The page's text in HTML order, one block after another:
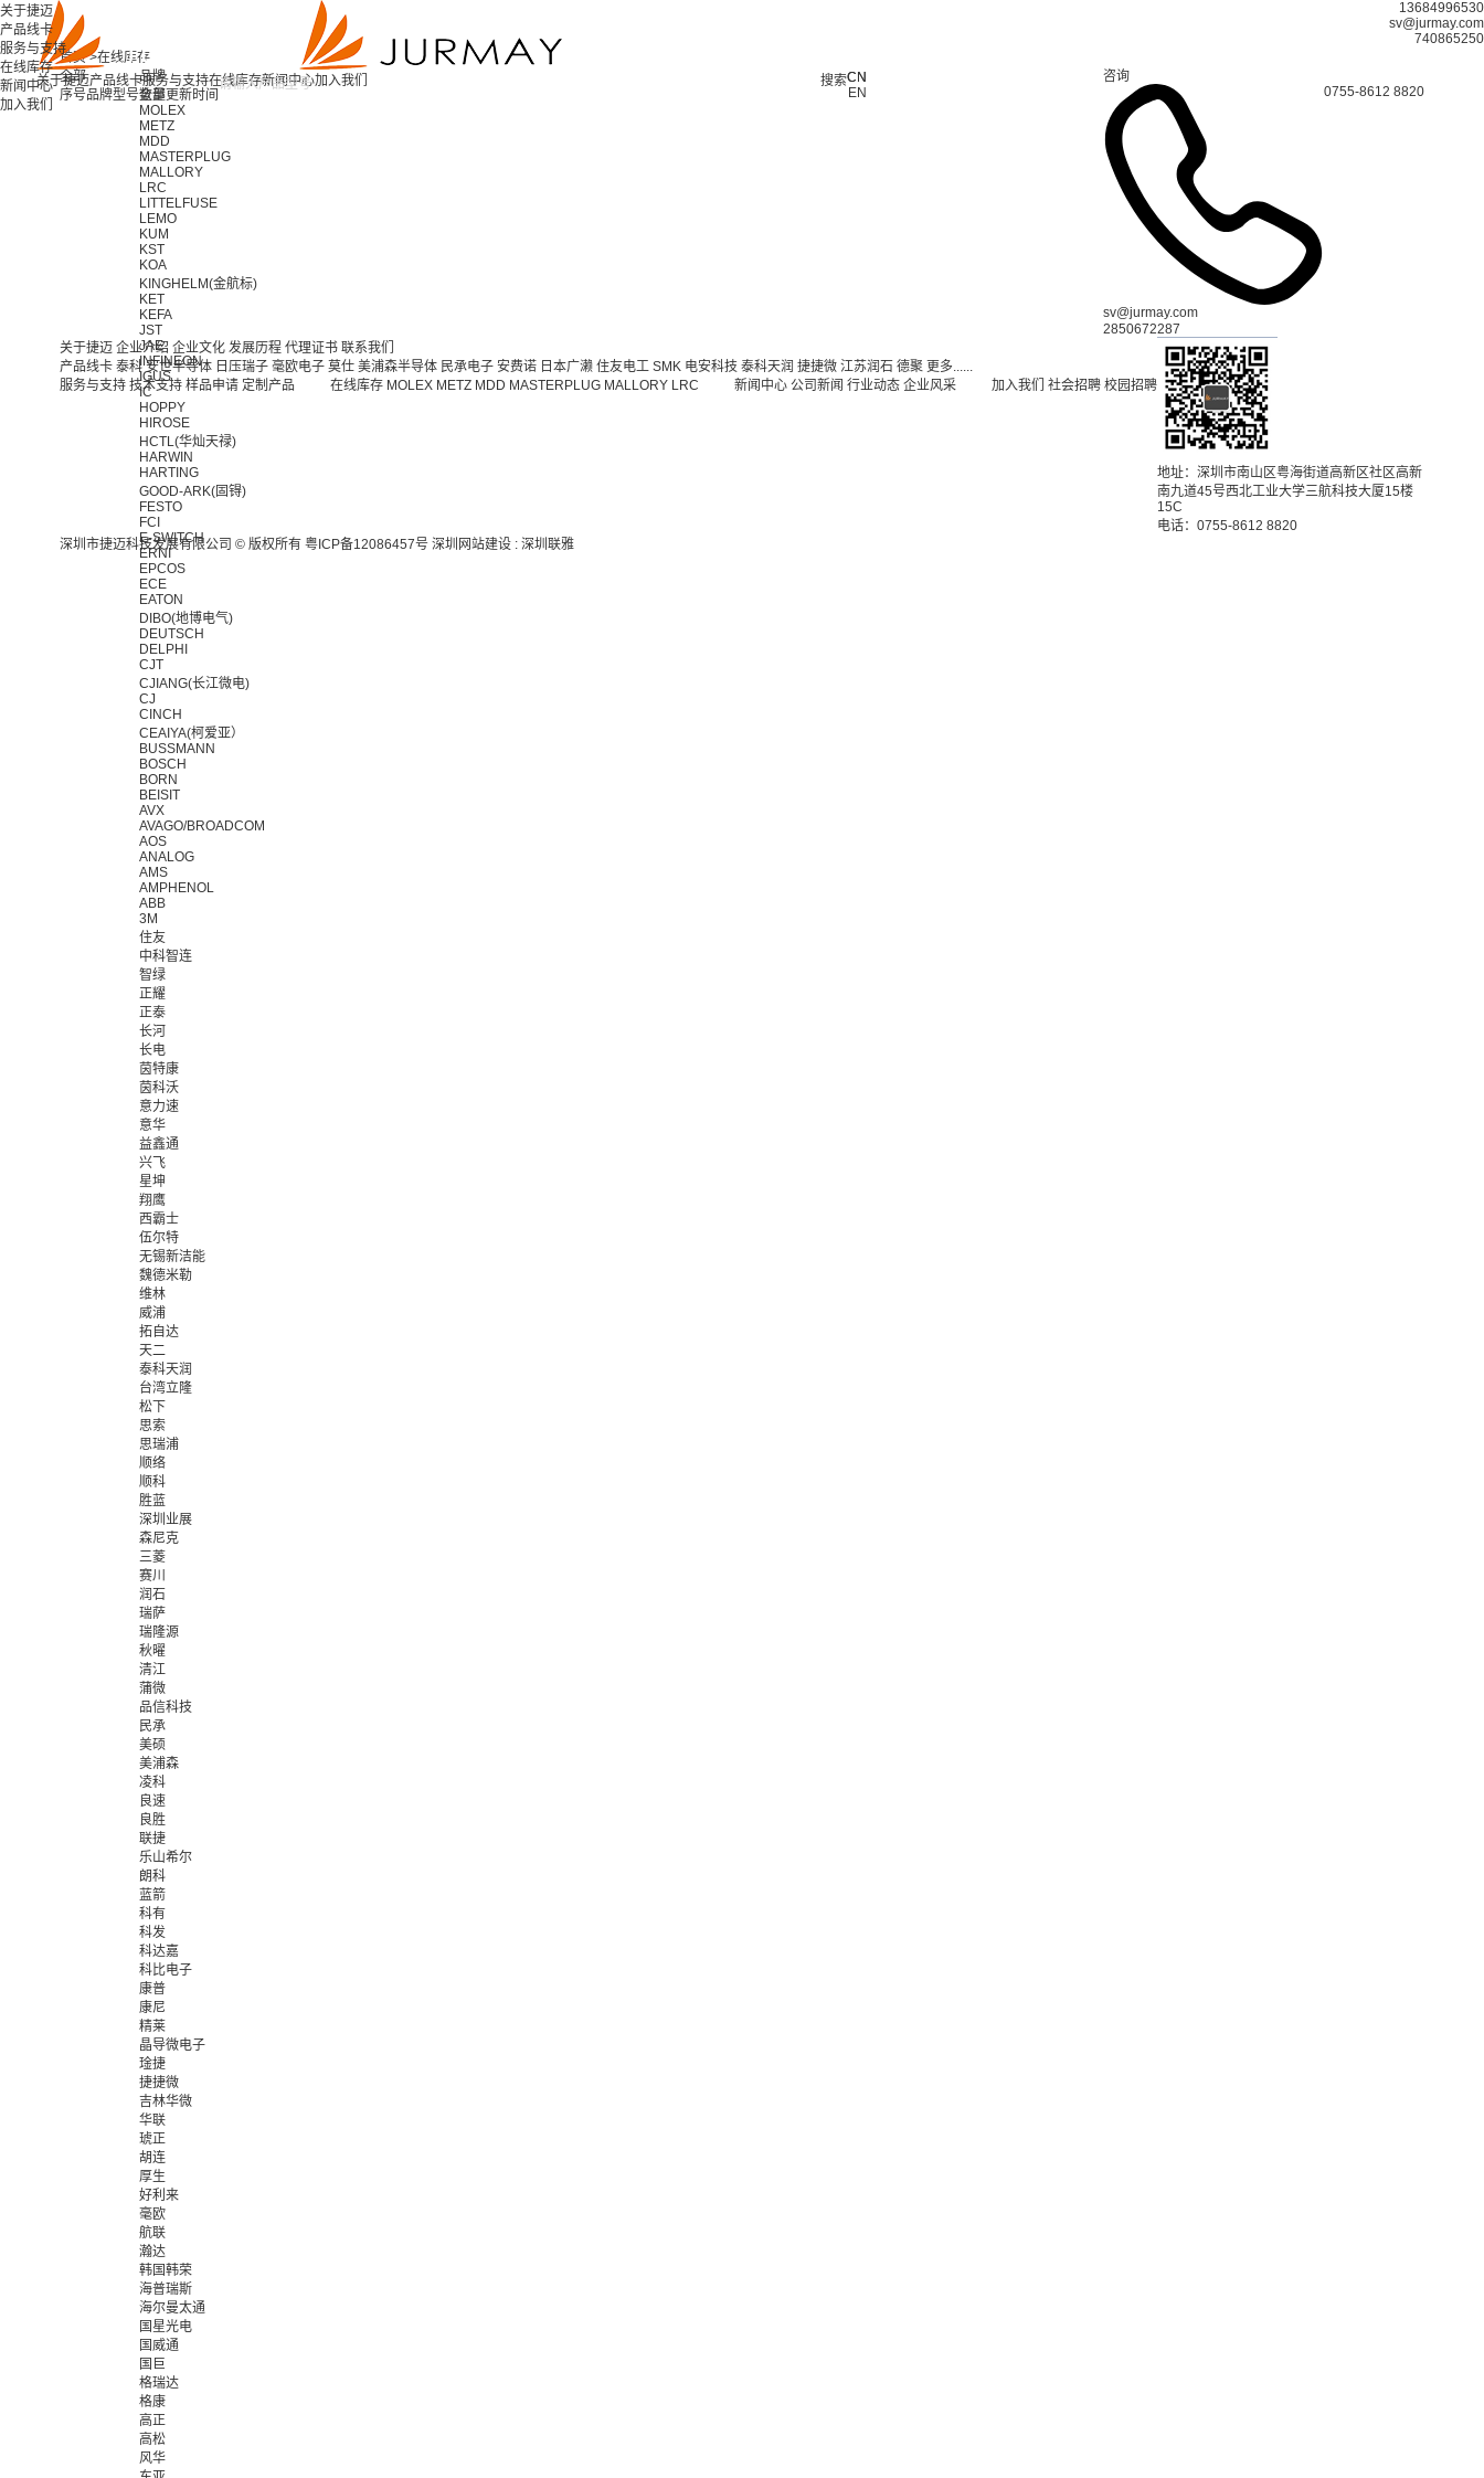
关于捷迈产品线卡服务与支持在线库存新闻中心加入我们 CN
CN
EN
搜索
关于捷迈
产品线卡
服务与支持
在线库存
新闻中心
加入我们
13684996530
sv@jurmay.com
740865250
首页 >在线库存
咨询
0755-8612 8820
sv@jurmay.com
2850672287
全部
品牌
全部
MOLEX
METZ
MDD
MASTERPLUG
MALLORY
LRC
LITTELFUSE
LEMO
KUM
KST
KOA
KINGHELM(金航标)
KET
KEFA
JST
JAE
INFINEON
IGUS
IC
HOPPY
HIROSE
HCTL(华灿天禄)
HARWIN
HARTING
GOOD-ARK(固锝)
FESTO
FCI
E-SWITCH
ERNI
EPCOS
ECE
EATON
DIBO(地博电气)
DEUTSCH
DELPHI
CJT
CJIANG(长江微电)
CJ
CINCH
CEAIYA(柯爱亚）
BUSSMANN
BOSCH
BORN
BEISIT
AVX
AVAGO/BROADCOM
AOS
ANALOG
AMS
AMPHENOL
ABB
3M
住友
中科智连
智绿
正耀
正泰
长河
长电
茵特康
茵科沃
意力速
意华
益鑫通
兴飞
星坤
翔鹰
西霸士
伍尔特
无锡新洁能
魏德米勒
维林
威浦
拓自达
天二
泰科天润
台湾立隆
松下
思索
思瑞浦
顺络
顺科
胜蓝
深圳业展
森尼克
三菱
赛川
润石
瑞萨
瑞隆源
秋曜
清江
蒲微
品信科技
民承
美硕
美浦森
凌科
良速
良胜
联捷
乐山希尔
朗科
蓝箭
科有
科发
科达嘉
科比电子
康普
康尼
精莱
晶导微电子
琻捷
捷捷微
吉林华微
华联
琥正
胡连
厚生
好利来
毫欧
航联
瀚达
韩国韩荣
海普瑞斯
海尔曼太通
国星光电
国威通
国巨
格瑞达
格康
高正
高松
风华
序号品牌型号数量更新时间
关于捷迈 企业介绍 企业文化 发展历程 代理证书 联系我们
产品线卡 泰科 安世半导体 日压瑞子 毫欧电子 莫仕 美浦森半导体 民承电子 安费诺 日本广濑 住友电工 SMK 电安科技 泰科天润 捷捷微 江苏润石 德聚 更多......
服务与支持 技术支持 样品申请 定制产品 在线库存 MOLEX METZ MDD MASTERPLUG MALLORY LRC 新闻中心 公司新闻 行业动态 企业风采 加入我们 社会招聘 校园招聘
地址：深圳市南山区粤海街道高新区社区高新
南九道45号西北工业大学三航科技大厦15楼
15C
电话：0755-8612 8820
深圳市捷迈科技发展有限公司 © 版权所有 粤ICP备12086457号 深圳网站建设: 深圳联雅